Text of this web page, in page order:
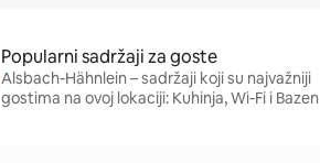
Popularni sadržaji za goste
Alsbach-Hähnlein – sadržaji koji su najvažniji
gostima na ovoj lokaciji: Kuhinja, Wi-Fi i Bazen